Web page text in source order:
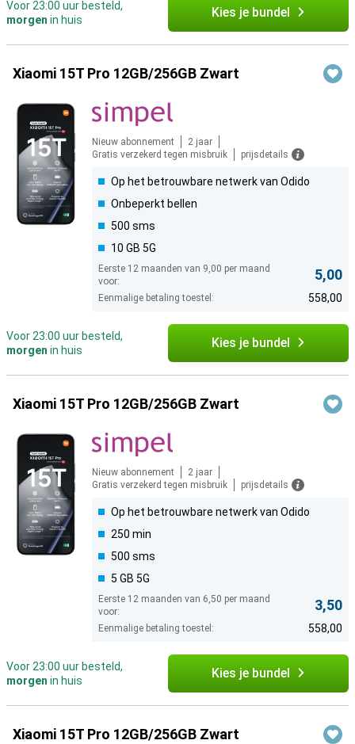
Voor 23:00 uur besteld,
morgen in huis Kies je bundel
Xiaomi 15T Pro 12GB/256GB Zwart
Nieuw abonnement
2 jaar
Gratis verzekerd tegen misbruik
prijsdetails
Op het betrouwbare netwerk van Odido
Onbeperkt bellen
500 sms
10 GB 5G
Eerste 12 maanden van 9,00 per maand
voor:
5,00
Eenmalige betaling toestel: 558,00
Voor 23:00 uur besteld,
morgen in huis Kies je bundel
Xiaomi 15T Pro 12GB/256GB Zwart
Nieuw abonnement
2 jaar
Gratis verzekerd tegen misbruik
prijsdetails
Op het betrouwbare netwerk van Odido
250 min
500 sms
5 GB 5G
Eerste 12 maanden van 6,50 per maand
voor:
3,50
Eenmalige betaling toestel: 558,00
Voor 23:00 uur besteld,
morgen in huis Kies je bundel
Xiaomi 15T Pro 12GB/256GB Zwart